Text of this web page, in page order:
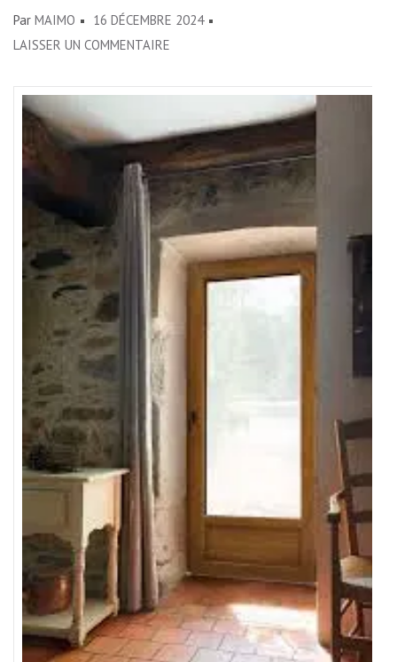
Par MAIMO
16 DÉCEMBRE 2024
LAISSER UN COMMENTAIRE
ET
:
LA
PORTE-
1
VANTAIL